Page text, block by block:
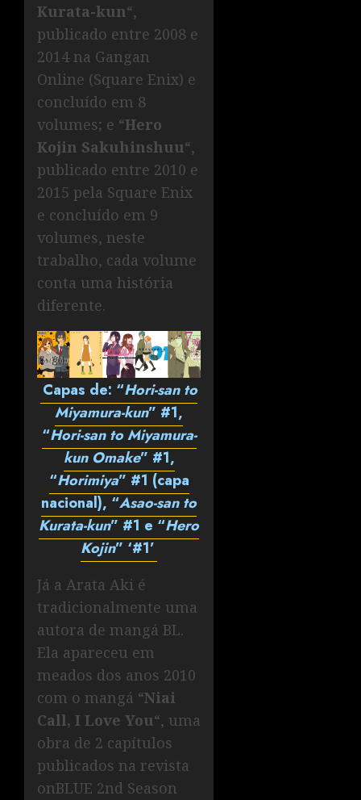
Kurata-kun“,
publicado entre 2008 e
2014 na Gangan
Online (Square Enix) e
concluído em 8
volumes; e “Hero
Kojin Sakuhinshuu“,
publicado entre 2010 e
2015 pela Square Enix
e concluído em 9
volumes, neste
trabalho, cada volume
conta uma história
diferente.
Capas de: “Hori-san to
Miyamura-kun” #1,
“Hori-san to Miyamura-
kun Omake” #1,
“Horimiya” #1 (capa
nacional), “Asao-san to
Kurata-kun” #1 e “Hero
Kojin” ‘#1’
Já a Arata Aki é
tradicionalmente uma
autora de mangá BL.
Ela apareceu em
meados dos anos 2010
com o mangá “Niai
Call, I Love You“, uma
obra de 2 capítulos
publicados na revista
onBLUE 2nd Season